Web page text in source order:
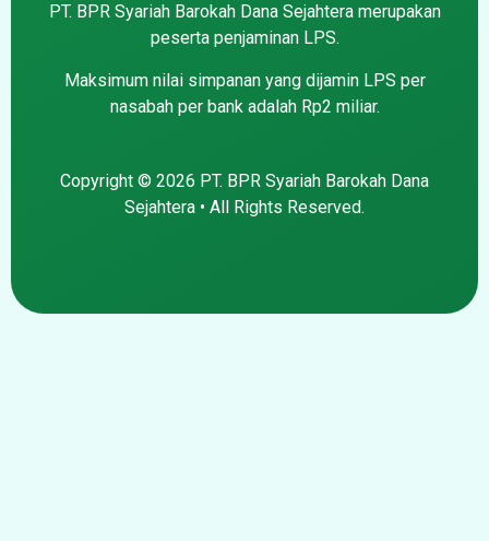
PT. BPR Syariah Barokah Dana Sejahtera merupakan
peserta penjaminan LPS.
Maksimum nilai simpanan yang dijamin LPS per
nasabah per bank adalah Rp2 miliar.
Copyright © 2026 PT. BPR Syariah Barokah Dana
Sejahtera • All Rights Reserved.